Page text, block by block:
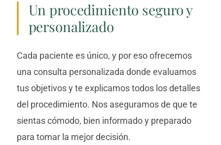
Un procedimiento seguro y
personalizado
Cada paciente es único, y por eso ofrecemos
una consulta personalizada donde evaluamos
tus objetivos y te explicamos todos los detalles
del procedimiento. Nos aseguramos de que te
sientas cómodo, bien informado y preparado
para tomar la mejor decisión.